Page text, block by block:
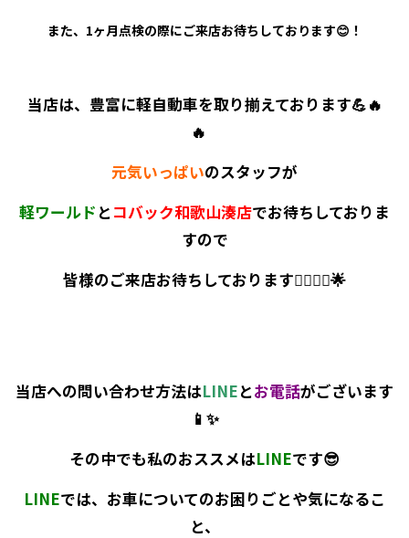
また、1ヶ月点検の際にご来店お待ちしております😊！
当店は、豊富に軽自動車を取り揃えております💪🔥
🔥
元気いっぱいのスタッフが
軽ワールド とコバック和歌山湊店でお待ちしておりま
すので
皆様のご来店お待ちしております🙋‍♂️🙋‍♀️🌟
当店への問い合わせ方法はLINEとお電話がございます
📱✨
その中でも私のおススメはLINEです😎
LINEでは、お車についてのお困りごとや気になるこ
と、